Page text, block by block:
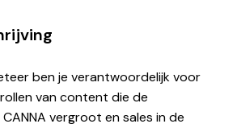
ben je verantwoordelijk voor
van content die de
vergroot en sales in de